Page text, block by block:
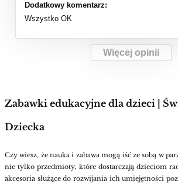
Dodatkowy komentarz:
Wszystko OK
Więcej opinii
Zabawki edukacyjne dla dzieci |
Dziecka
Czy wiesz, że nauka i zabawa mogą iść ze sobą w
nie tylko przedmioty, które dostarczają dzieciom
akcesoria służące do rozwijania ich umiejętności